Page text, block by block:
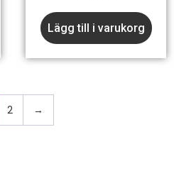
Lägg till i varukorg
2 →